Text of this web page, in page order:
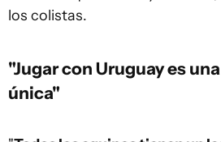
los colistas.
"Jugar con Uruguay es
única"